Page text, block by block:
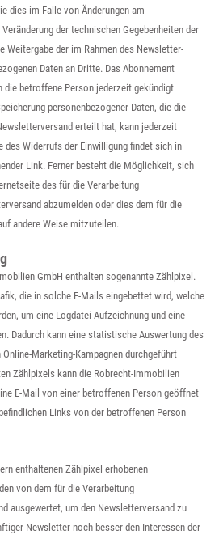
dies im Falle von Änderungen am
der technischen Gegebenheiten der
Weitergabe der im Rahmen des Newsletter-
Daten an Dritte. Das Abonnement
die betroffene Person jederzeit gekündigt
personenbezogener Daten, die die
erteilt hat, kann jederzeit
des Widerrufs der Einwilligung findet sich in
Link. Ferner besteht die Möglichkeit, sich
des für die Verarbeitung
abzumelden oder dies dem für die
andere Weise mitzuteilen.
GmbH enthalten sogenannte Zählpixel.
die in solche E-Mails eingebettet wird, welche
um eine Logdatei-Aufzeichnung und eine
Dadurch kann eine statistische Auswertung des
Marketing-Kampagnen durchgeführt
Zählpixels kann die Robrecht-Immobilien
E-Mail von einer betroffenen Person geöffnet
Links von der betroffenen Person
enthaltenen Zählpixel erhobenen
von dem für die Verarbeitung
ausgewertet, um den Newsletterversand zu
Newsletter noch besser den Interessen der